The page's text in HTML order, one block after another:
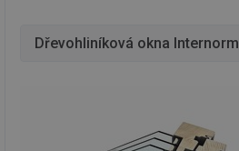
Dřevohliníková okna Internorm